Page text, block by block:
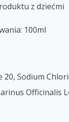
z dziećmi
100ml
Sodium
Officinalis